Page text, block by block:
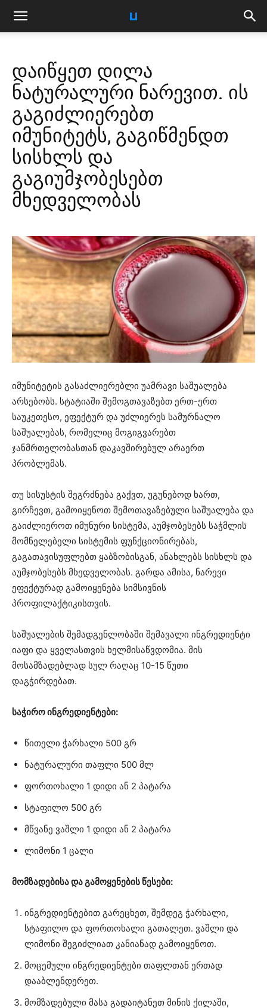
დაიწყეთ დილა
ნატურალური ნარევით. ის
გაგიძლიერებთ
იმუნიტეტს, გაგიწმენდთ
სისხლს და
გაგიუმჯობესებთ
მხედველობას
იმუნიტეტის გასაძლიერებლი უამრავი საშუალება
არსებობს. სტატიაში შემოგთავაზებთ ერთ-ერთ
საუკეთესო, ეფექტურ და უძლიერეს სამურნალო
საშუალებას, რომელიც მოგიგვარებთ
ჯანმრთელობასთან დაკავშირებულ არაერთ
პრობლემას.
თუ სისუსტის შეგრძნება გაქვთ, უგუნებოდ ხართ,
გირჩევთ, გამოიყენოთ შემოთავაზებული საშუალება და
გაიძლიეროთ იმუნური სისტემა, აუმჯობესებს საჭმლის
მომნელებელი სისტემის ფუნქციონირებას,
გაგათავისუფლებთ ყაბზობისგან, ანახლებს სისხლს და
აუმჯობესებს მხედველობას. გარდა ამისა, ნარევი
ეფექტურად გამოიყენება სიმსივნის
პროფილაქტიკისთვის.
საშუალების შემადგენლობაში შემავალი ინგრედიენტი
იაფი და ყველასთვის ხელმისაწვდომია. მის
მოსამზადებლად სულ რაღაც 10-15 წუთი
დაგჭირდებათ.
საჭირო ინგრედიენტები:
წითელი ჭარხალი 500 გრ
ნატურალური თაფლი 500 მლ
ფორთოხალი 1 დიდი ან 2 პატარა
სტაფილო 500 გრ
მწვანე ვაშლი 1 დიდი ან 2 პატარა
ლიმონი 1 ცალი
მომზადებისა და გამოყენების წესები:
ინგრედიენტებით გარეცხეთ, შემდეგ ჭარხალი,
სტაფილო და ფორთოხალი გათალეთ. ვაშლი და
ლიმონი შეგიძლიათ კანიანად გამოიყენოთ.
მოცემული ინგრედიენტები თაფლთან ერთად
დააბლენდერეთ.
მომზადებული მასა გადაიტანეთ მინის ქილაში,